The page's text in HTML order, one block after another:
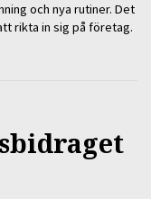
och nya rutiner. Det
rikta in sig på företag.